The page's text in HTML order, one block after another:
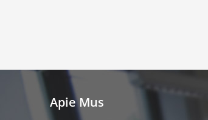
Apie Mus